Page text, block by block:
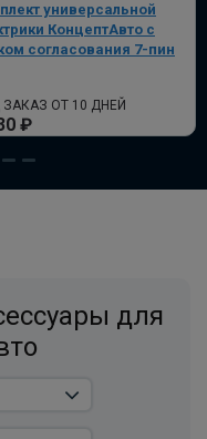
универсальной
КонцептАвто с
согласования 7-пин
ОТ 10 ДНЕЙ
₽
для